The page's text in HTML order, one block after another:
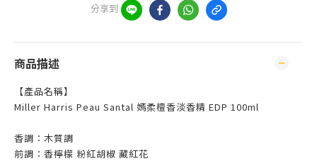
分享到
商品描述
【產品名稱】
Miller Harris Peau Santal 嫣柔檀香淡香精 EDP 100ml
香調：木質調
前調：香檸檬 粉紅胡椒 藏紅花